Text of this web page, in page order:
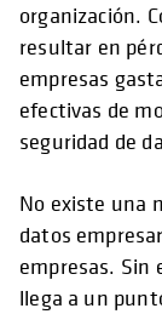
organización.
resultar en
empresas
efectivas de
seguridad de
No existe una
datos
empresas. Sin
llega a un